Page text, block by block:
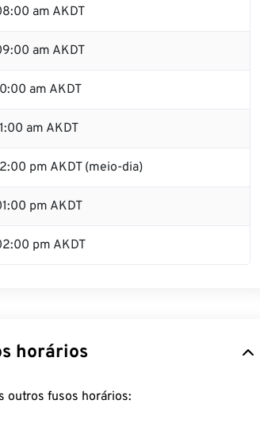
am AKDT
am AKDT
am AKDT
am AKDT
pm AKDT (meio-dia)
pm AKDT
pm AKDT
horários
outros fusos horários: